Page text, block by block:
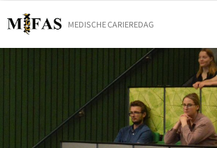
MEDISCHE CARIEREDAG